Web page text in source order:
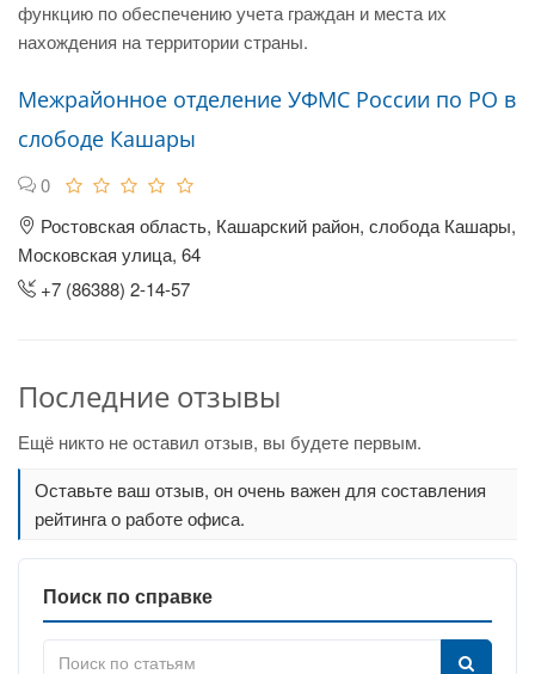
функцию по обеспечению учета граждан и места их
нахождения на территории страны.
Межрайонное отделение УФМС России по РО в
слободе Кашары
0
Ростовская область, Кашарский район, слобода Кашары,
Московская улица, 64
+7 (86388) 2-14-57
Последние отзывы
Ещё никто не оставил отзыв, вы будете первым.
Оставьте ваш отзыв, он очень важен для составления
рейтинга о работе офиса.
Поиск по справке